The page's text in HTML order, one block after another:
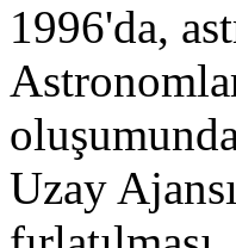
1996'da,
Uzay